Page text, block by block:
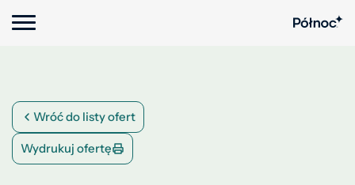
Wróć do listy ofert
Wydrukuj ofertę